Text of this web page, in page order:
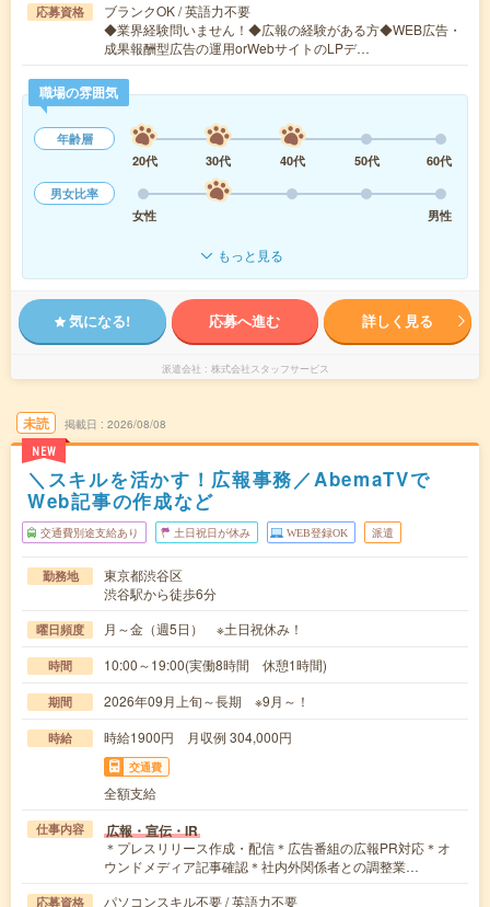
応募資格
ブランクOK / 英語力不要
◆業界経験問いません！◆広報の経験がある方◆WEB広告・
成果報酬型広告の運用orWebサイトのLPデ…
職場の雰囲気
年齢層
20代
30代 40代 50代
60代
男女比率
女性
男性
もっと見る
気になる! 応募へ進む 詳しく見る
派遣会社 株式会社スタッフサービス
未読
NEW
掲載日 2026/08/08
＼スキルを活かす！広報事務／AbemaTVで
Web記事の作成など
交通費別途支給あり 土日祝日が休み WEB登録OK 派遣
勤務地
東京都渋谷区
渋谷駅から徒歩6分
曜日頻度 月～金（週5日） ※土日祝休み！
時間 10:00～19:00(実働8時間 休憩1時間)
期間 2026年09月上旬～長期 ※9月～！
時給 時給1900円 月収例 304,000円
交通費
全額支給
仕事内容 広報・宣伝・IR
＊プレスリリース作成・配信＊広告番組の広報PR対応＊オ
ウンドメディア記事確認＊社内外関係者との調整業…
応募資格 パソコンスキル不要 / 英語力不要